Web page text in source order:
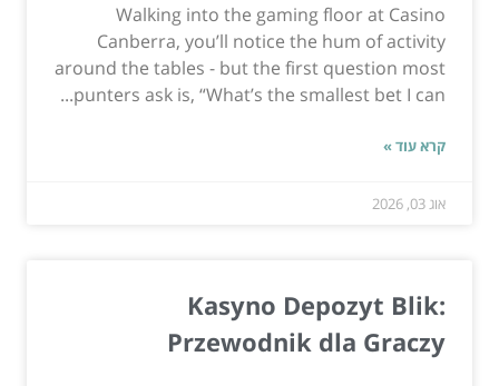
Walking into the gaming floor at Casino
Canberra, you’ll notice the hum of activity
around the tables - but the first question most
punters ask is, “What’s the smallest bet I can...
קרא עוד »
אוג 03, 2026
Kasyno Depozyt Blik:
Przewodnik dla Graczy